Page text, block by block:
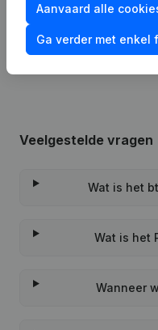
24-05-2022
Veelgestelde vragen
Wat is het
Wat is het
Wanneer
Aanvaard alle
Ga verder met